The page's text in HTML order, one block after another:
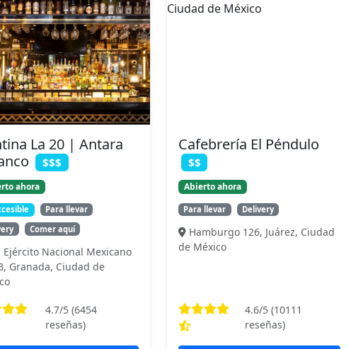
La 20 | Antara
$$$
ahora
Para llevar
Comer aquí
Ejército Nacional Mexicano
Granada, Ciudad de
4.7/5 (6454
reseñas)
Cafebrería El Péndulo
$$
Abierto ahora
Para llevar Delivery
Hamburgo 126, Juárez, Ciudad
de México
4.6/5 (10111
reseñas)